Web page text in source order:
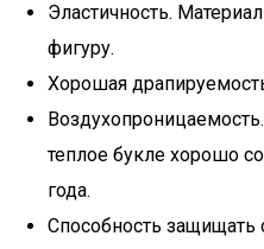
Эластичность.
фигуру.
Хорошая
теплое букле хорошо
года.
Способность защищать